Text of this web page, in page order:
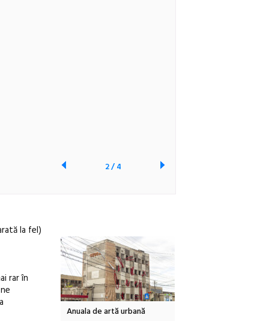
2/4
la fel)
rar în
Festivalul Cinemascop